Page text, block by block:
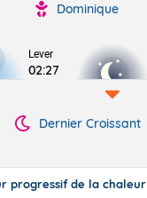
Dominique
Lever
02:27
Dernier Croissant
progressif de la chaleur